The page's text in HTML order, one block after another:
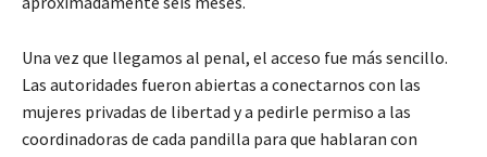
Una vez que llegamos al penal, el acceso fue más sencillo.
Las autoridades fueron abiertas a conectarnos con las
mujeres privadas de libertad y a pedirle permiso a las
coordinadoras de cada pandilla para que hablaran con